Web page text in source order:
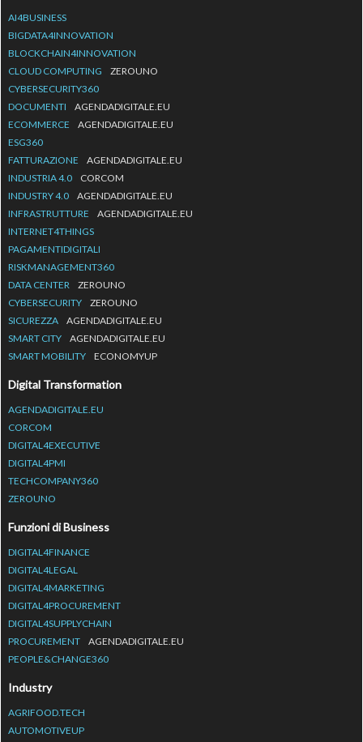
AI4BUSINESS
BIGDATA4INNOVATION
BLOCKCHAIN4INNOVATION
CLOUD COMPUTING
ZEROUNO
CYBERSECURITY360
DOCUMENTI
AGENDADIGITALE.EU
ECOMMERCE
AGENDADIGITALE.EU
ESG360
FATTURAZIONE
AGENDADIGITALE.EU
INDUSTRIA 4.0
CORCOM
INDUSTRY 4.0
AGENDADIGITALE.EU
INFRASTRUTTURE
AGENDADIGITALE.EU
INTERNET4THINGS
PAGAMENTIDIGITALI
RISKMANAGEMENT360
DATA CENTER
ZEROUNO
CYBERSECURITY
ZEROUNO
SICUREZZA
AGENDADIGITALE.EU
SMART CITY
AGENDADIGITALE.EU
SMART MOBILITY
ECONOMYUP
Digital Transformation
AGENDADIGITALE.EU
CORCOM
DIGITAL4EXECUTIVE
DIGITAL4PMI
TECHCOMPANY360
ZEROUNO
Funzioni di Business
DIGITAL4FINANCE
DIGITAL4LEGAL
DIGITAL4MARKETING
DIGITAL4PROCUREMENT
DIGITAL4SUPPLYCHAIN
PROCUREMENT
AGENDADIGITALE.EU
PEOPLE&CHANGE360
Industry
AGRIFOOD.TECH
AUTOMOTIVEUP